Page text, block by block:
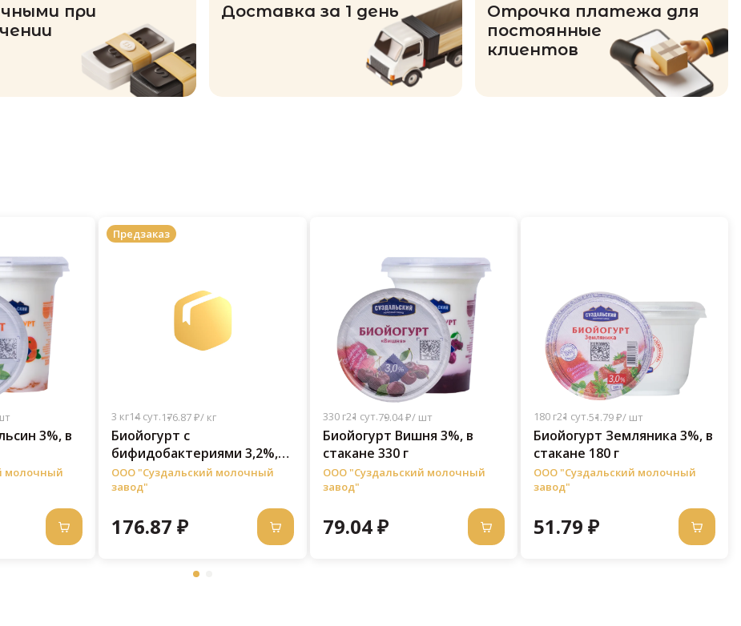
при
Доставка за 1 день
Отрочка платежа для
постоянные
клиентов
3%, в
молочный
Предзаказ
3 кг14 сут.176.87 ₽/ кг
Биойогурт с
бифидобактериями 3,2%,
ведро 3 кг
ООО "Суздальский молочный
завод"
176.87 ₽
330 г21 сут.79.04 ₽/ шт
Биойогурт Вишня 3%, в
стакане 330 г
ООО "Суздальский молочный
завод"
79.04 ₽
180 г21 сут.51.79 ₽/ шт
Биойогурт Земляника 3%, в
стакане 180 г
ООО "Суздальский молочный
завод"
51.79 ₽